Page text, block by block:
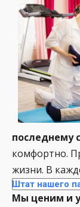
последнему
комфортно.
жизни. В
Штат нашего
Мы ценим и